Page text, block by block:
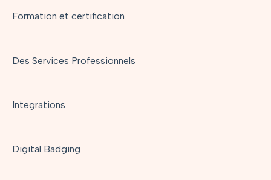
Formation et certification
Des Services Professionnels
Integrations
Digital Badging